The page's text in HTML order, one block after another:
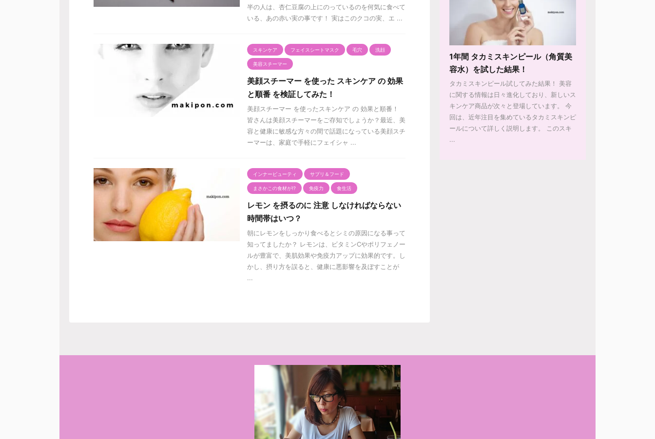
半の人は、杏仁豆腐の上にのっているのを何気に食べて
いる、あの赤い実の事です！ 実はこのクコの実、エ ...
スキンケア フェイスシートマスク 毛穴 洗顔
美容スチーマー
美顔スチーマー を使った スキンケア の 効果
と順番 を検証してみた！
美顔スチーマー を使ったスキンケア の 効果と順番！
皆さんは美顔スチーマーをご存知でしょうか？最近、美
容と健康に敏感な方々の間で話題になっている美顔スチ
ーマーは、家庭で手軽にフェイシャ ...
インナービューティ サプリ＆フード
まさかこの食材が⁉️ 免疫力 食生活
レモン を摂るのに 注意 しなければならない
時間帯はいつ？
朝にレモンをしっかり食べるとシミの原因になる事って
知ってましたか？ レモンは、ビタミンCやポリフェノー
ルが豊富で、美肌効果や免疫力アップに効果的です。し
かし、摂り方を誤ると、健康に悪影響を及ぼすことが
...
1年間 タカミスキンピール（角質美
容水）を試した結果！
タカミスキンピール試してみた結果！ 美容
に関する情報は日々進化しており、新しいス
キンケア商品が次々と登場しています。 今
回は、近年注目を集めているタカミスキンピ
ールについて詳しく説明します。 このスキ
...